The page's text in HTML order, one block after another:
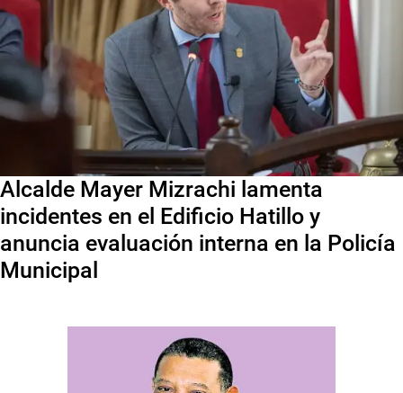
Alcalde Mayer Mizrachi lamenta
incidentes en el Edificio Hatillo y
anuncia evaluación interna en la Policía
Municipal